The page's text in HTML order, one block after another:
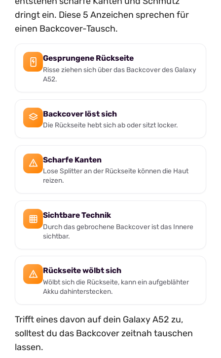
dringt ein. Diese 5 Anzeichen sprechen für
einen Backcover-Tausch.
Gesprungene Rückseite
Risse ziehen sich über das Backcover des Galaxy
A52.
Backcover löst sich
Die Rückseite hebt sich ab oder sitzt locker.
Scharfe Kanten
Lose Splitter an der Rückseite können die Haut
reizen.
Sichtbare Technik
Durch das gebrochene Backcover ist das Innere
sichtbar.
Rückseite wölbt sich
Wölbt sich die Rückseite, kann ein aufgeblähter
Akku dahinterstecken.
Trifft eines davon auf dein Galaxy A52 zu,
solltest du das Backcover zeitnah tauschen
lassen.